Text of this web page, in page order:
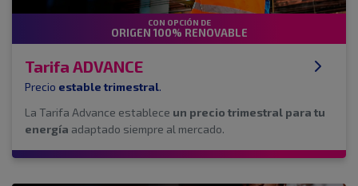
CON OPCIÓN DE
ORIGEN 100% RENOVABLE
Tarifa ADVANCE
Precio estable trimestral.
La Tarifa Advance establece un precio trimestral para tu
energía adaptado siempre al mercado.